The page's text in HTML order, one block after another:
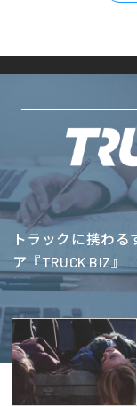
トラックに携わ
ア『TRUCK BIZ』